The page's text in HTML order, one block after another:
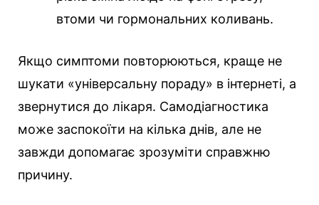
втоми чи гормональних коливань.
Якщо симптоми повторюються, краще не
шукати «універсальну пораду» в інтернеті, а
звернутися до лікаря. Самодіагностика
може заспокоїти на кілька днів, але не
завжди допомагає зрозуміти справжню
причину.